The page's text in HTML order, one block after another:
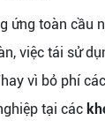
ứng toàn cầu
việc tái sử
vì bỏ phí
tại các